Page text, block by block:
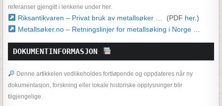
referanser gjengitt i lenkene under her.
Riksantikvaren – Privat bruk av metallsøker … (PDF her.)
Metallsøker.no – Retningslinjer for metallsøking i Norge
DOKUMENTINFORMASJON
Denne artikkelen vedlikeholdes fortløpende og oppdateres når ny
dokumentasjon, forskning eller lokale historiske opplysninger blir
tilgjengelige.